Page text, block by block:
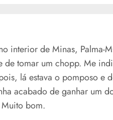
interior de Minas, Palma-
tomar um chopp. Me
lá estava o pomposo e
acabado de ganhar um
bom.